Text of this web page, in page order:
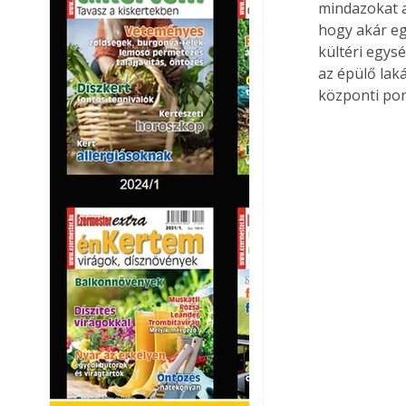
mindazokat
hogy akár
kültéri
az épülő
központi